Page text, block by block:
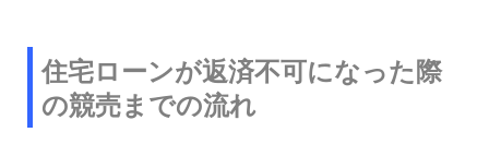
住宅ローンが返済不可になった際
の競売までの流れ